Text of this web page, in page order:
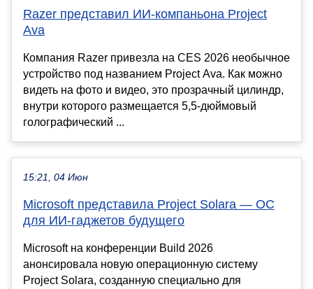
Razer представил ИИ-компаньона Project
Ava
Компания Razer привезла на CES 2026 необычное
устройство под названием Project Ava. Как можно
видеть на фото и видео, это прозрачный цилиндр,
внутри которого размещается 5,5-дюймовый
голографический ...
15:21, 04 Июн
Microsoft представила Project Solara — ОС
для ИИ-гаджетов будущего
Microsoft на конференции Build 2026
анонсировала новую операционную систему
Project Solara, созданную специально для